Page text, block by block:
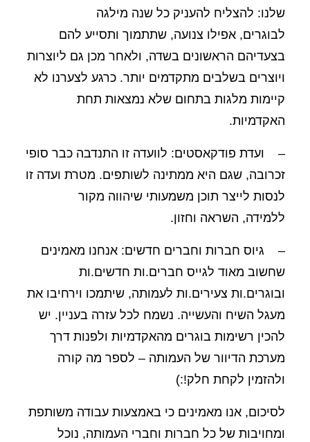
שלנו: להצליח להעניק כל שנה מילגה
לבוגרים, אפילו צנועה, שתתמוך ותסייע להם
בצעדיהם הראשונים בשדה, ולאחר מכן גם ליוצרות
ויוצרים בשלבים מתקדמים יותר. כרגע לצערנו לא
קיימות מלגות בתחום שלא נמצאות תחת
האקדמיות.
– ועדת פודקאסטים: לוועדה זו התנדבה כבר סופי
זכרובה, שגם היא ממתינה לשותפים. מטרת ועדה זו
לנסות לייצר תוכן משמעותי שיהווה מקור
ללמידה, השראה וחזון.
– גיוס חברות וחברים חדשים: אנחנו מאמינים
שחשוב מאוד לגייס חברים.ות חדשים.ות
ובוגרים.ות צעירים.ות לעמותה, שיתמכו וירחיבו את
מעגל השיח והעשייה. נשמח לכל עזרה בעניין. יש
להכין רשימות בוגרים מהאקדמיות ולפנות דרך
מערכת הדיוור של העמותה – לספר מה קורה
ולהזמין לקחת חלק!:)
לסיכום, אנו מאמינים כי באמצעות עבודה משותפת
ומחויבות של כל חברות וחברי העמותה, נוכל